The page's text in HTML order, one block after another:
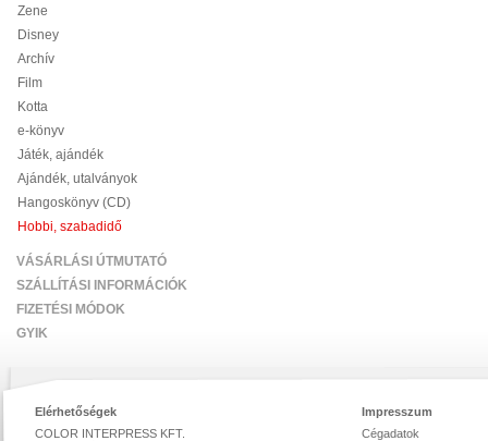
Zene
Disney
Archív
Film
Kotta
e-könyv
Játék, ajándék
Ajándék, utalványok
Hangoskönyv (CD)
Hobbi, szabadidő
VÁSÁRLÁSI ÚTMUTATÓ
SZÁLLÍTÁSI INFORMÁCIÓK
FIZETÉSI MÓDOK
GYIK
Elérhetőségek
COLOR INTERPRESS KFT.
Impresszum
Cégadatok